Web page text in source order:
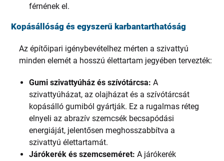
férnének el.
Kopásállóság és egyszerű karbantarthatóság
Az építőipari igénybevételhez mérten a szivattyú
minden elemét a hosszú élettartam jegyében tervezték:
Gumi szivattyúház és szívótárcsa: A
szivattyúházat, az olajházat és a szívótárcsát
kopásálló gumiból gyártják. Ez a rugalmas réteg
elnyeli az abrazív szemcsék becsapódási
energiáját, jelentősen meghosszabbítva a
szivattyú élettartamát.
Járókerék és szemcseméret: A járókerék